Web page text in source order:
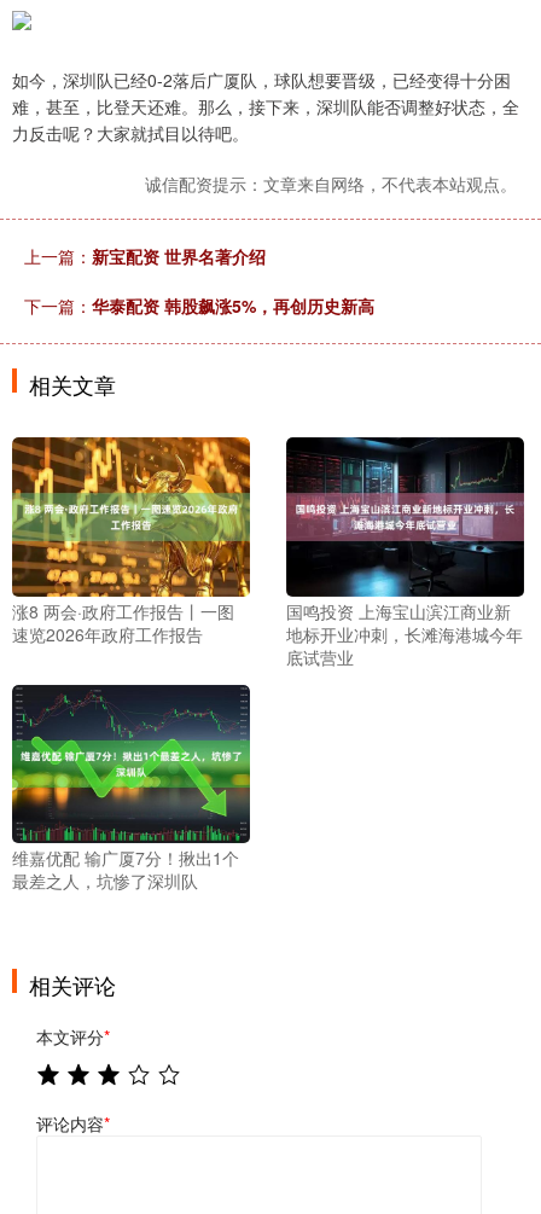
如今，深圳队已经0-2落后广厦队，球队想要晋级，已经变得十分困
难，甚至，比登天还难。那么，接下来，深圳队能否调整好状态，全
力反击呢？大家就拭目以待吧。
诚信配资提示：文章来自网络，不代表本站观点。
上一篇： 新宝配资 世界名著介绍
下一篇： 华泰配资 韩股飙涨5%，再创历史新高
相关文章
涨8 两会·政府工作报告丨一图
速览2026年政府工作报告
国鸣投资 上海宝山滨江商业新
地标开业冲刺，长滩海港城今年
底试营业
维嘉优配 输广厦7分！揪出1个
最差之人，坑惨了深圳队
相关评论
本文评分*
评论内容*